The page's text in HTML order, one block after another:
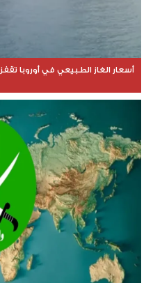
أسعار الغاز الطبيعي في أوروبا